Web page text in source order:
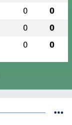
0 0
0 0
0 0